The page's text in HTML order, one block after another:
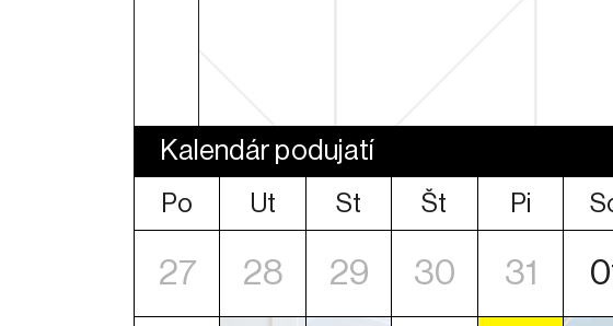
Kalendár podujatí
Po Ut St Št Pi
27 28 29 30 31